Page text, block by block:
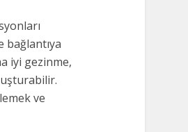
bağlantıya
iyi gezinme,
ve